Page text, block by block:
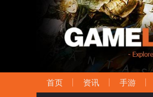
首页 资讯 手游